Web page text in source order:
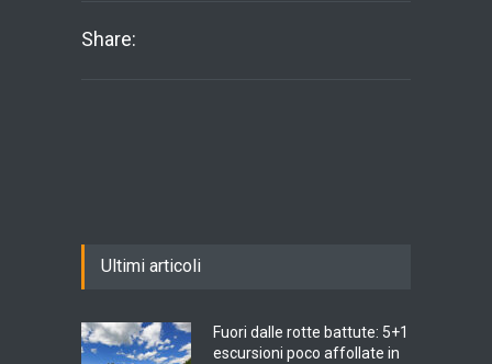
Share:
Ultimi articoli
Fuori dalle rotte battute: 5+1
escursioni poco affollate in